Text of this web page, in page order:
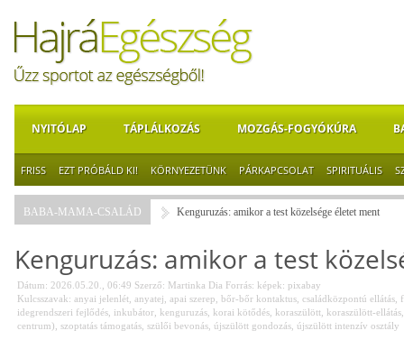
NYITÓLAP TÁPLÁLKOZÁS MOZGÁS-FOGYÓKÚRA
FRISS EZT PRÓBÁLD KI! KÖRNYEZETÜNK PÁRKAPCSOLAT SPIRITUÁLIS
BABA-MAMA-CSALÁD Kenguruzás: amikor a test közelsége életet ment
Kenguruzás: amikor a test
Dátum: 2026.05.20., 06:49 Szerző: Martinka Dia Forrás: képek: pixabay
Kulcsszavak: anyai jelenlét anyatej apai szerep bőr-bőr kontaktus családközpontú ellátás
idegrendszeri fejlődés inkubátor kenguruzás korai kötődés koraszülött koraszülött-ellátás
centrum) szoptatás támogatás szülői bevonás újszülött gondozás újszülött intenzív osztály